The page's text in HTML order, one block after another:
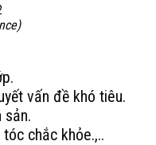
vấn đề khó tiêu.
sản.
chắc khỏe.,..